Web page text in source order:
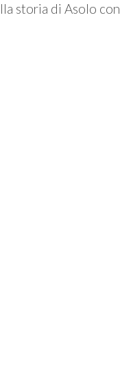
storia di Asolo con